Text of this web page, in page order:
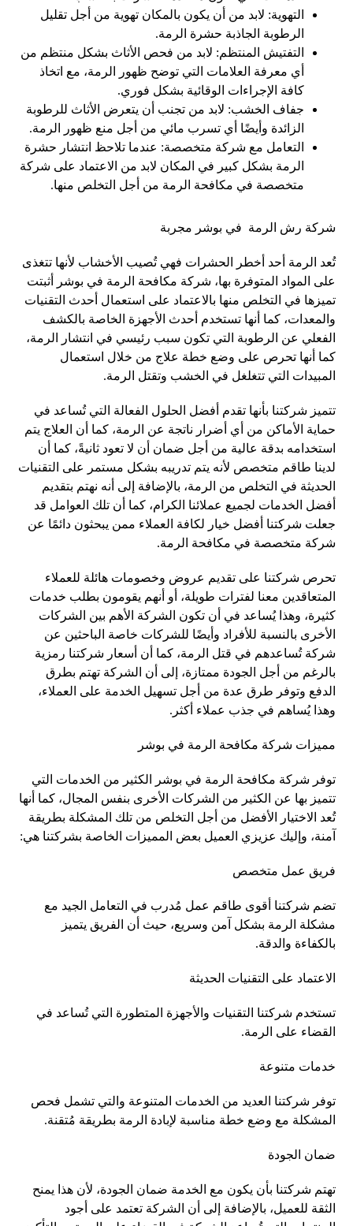
التهوية: لابد من أن يكون بالمكان تهوية من أجل تقليل
الرطوبة الجاذبة حشرة الرمة.
التفتيش المنتظم: لابد من فحص الأثاث بشكل منتظم من
أي معرفة العلامات التي توضح ظهور الرمة، مع اتخاذ
كافة الإجراءات الوقائية بشكل فوري.
جفاف الخشب: لابد من تجنب أن يتعرض الأثاث للرطوبة
الزائدة وأيضًا أي تسرب مائي من أجل منع ظهور الرمة.
التعامل مع شركة متخصصة: عندما تلاحظ انتشار حشرة
الرمة بشكل كبير في المكان لابد من الاعتماد على شركة
متخصصة في مكافحة الرمة من أجل التخلص منها.
شركة رش الرمة في بوشر مجربة
تُعد الرمة أحد أخطر الحشرات فهي تُصيب الأخشاب لأنها تتغذى
على المواد المتوفرة بها، شركة مكافحة الرمة في بوشر أثبتت
تميزها في التخلص منها بالاعتماد على استعمال أحدث التقنيات
والمعدات، كما أنها تستخدم أحدث الأجهزة الخاصة بالكشف
الفعلي عن الرطوبة التي تكون سبب رئيسي في انتشار الرمة،
كما أنها تحرص على وضع خطة علاج من خلال استعمال
المبيدات التي تتغلغل في الخشب وتقتل الرمة.
تتميز شركتنا بأنها تقدم أفضل الحلول الفعالة التي تُساعد في
حماية الأماكن من أي أضرار ناتجة عن الرمة، كما أن العلاج يتم
استخدامه بدقة عالية من أجل ضمان أن لا تعود ثانيةً، كما أن
لدينا طاقم متخصص لأنه يتم تدريبه بشكل مستمر على التقنيات
الحديثة في التخلص من الرمة، بالإضافة إلى أنه نهتم بتقديم
أفضل الخدمات لجميع عملائنا الكرام، كما أن تلك العوامل قد
جعلت شركتنا أفضل خيار لكافة العملاء ممن يبحثون دائمًا عن
شركة متخصصة في مكافحة الرمة.
تحرص شركتنا على تقديم عروض وخصومات هائلة للعملاء
المتعاقدين معنا لفترات طويلة، أو أنهم يقومون بطلب خدمات
كثيرة، وهذا يُساعد في أن تكون الشركة الأهم بين الشركات
الأخرى بالنسبة للأفراد وأيضًا للشركات خاصة الباحثين عن
شركة تُساعدهم في قتل الرمة، كما أن أسعار شركتنا رمزية
بالرغم من أجل الجودة ممتازة، إلى أن الشركة تهتم بطرق
الدفع وتوفر طرق عدة من أجل تسهيل الخدمة على العملاء،
وهذا يُساهم في جذب عملاء أكثر.
مميزات شركة مكافحة الرمة في بوشر
توفر شركة مكافحة الرمة في بوشر الكثير من الخدمات التي
تتميز بها عن الكثير من الشركات الأخرى بنفس المجال، كما أنها
تُعد الاختيار الأفضل من أجل التخلص من تلك المشكلة بطريقة
آمنة، وإليك عزيزي العميل بعض المميزات الخاصة بشركتنا هي:
فريق عمل متخصص
تضم شركتنا أقوى طاقم عمل مُدرب في التعامل الجيد مع
مشكلة الرمة بشكل آمن وسريع، حيث أن الفريق يتميز
بالكفاءة والدقة.
الاعتماد على التقنيات الحديثة
تستخدم شركتنا التقنيات والأجهزة المتطورة التي تُساعد في
القضاء على الرمة.
خدمات متنوعة
توفر شركتنا العديد من الخدمات المتنوعة والتي تشمل فحص
المشكلة مع وضع خطة مناسبة لإبادة الرمة بطريقة مُتقنة.
ضمان الجودة
تهتم شركتنا بأن يكون مع الخدمة ضمان الجودة، لأن هذا يمنح
الثقة للعميل، بالإضافة إلى أن الشركة تعتمد على أجود